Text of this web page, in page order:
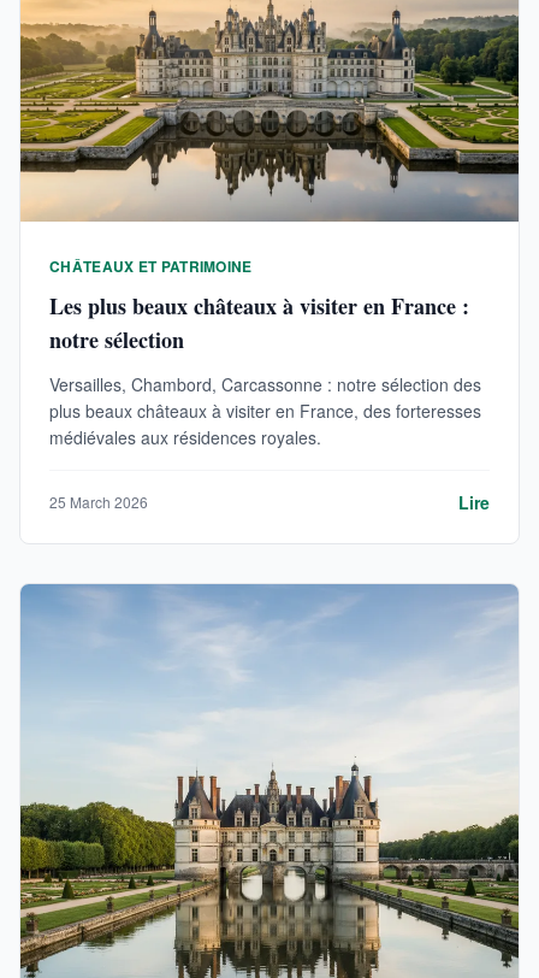
CHÂTEAUX ET PATRIMOINE
Les plus beaux châteaux à visiter en France :
notre sélection
Versailles, Chambord, Carcassonne : notre sélection des
plus beaux châteaux à visiter en France, des forteresses
médiévales aux résidences royales.
25 March 2026 Lire